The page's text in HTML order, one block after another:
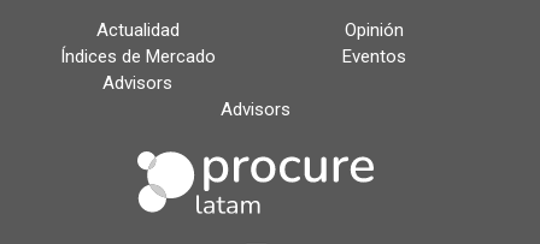
Actualidad
Opinión
Índices de Mercado
Eventos
Advisors
Advisors